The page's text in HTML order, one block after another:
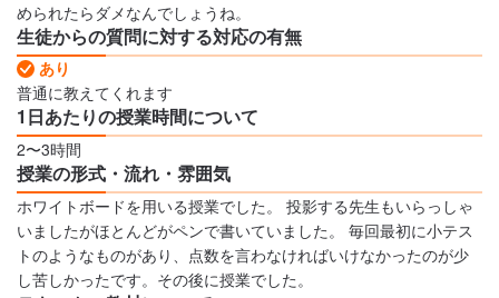
められたらダメなんでしょうね。
生徒からの質問に対する対応の有無
あり
普通に教えてくれます
1日あたりの授業時間について
2〜3時間
授業の形式・流れ・雰囲気
ホワイトボードを用いる授業でした。 投影する先生もいらっしゃ
いましたがほとんどがペンで書いていました。 毎回最初に小テス
トのようなものがあり、点数を言わなければいけなかったのが少
し苦しかったです。その後に授業でした。